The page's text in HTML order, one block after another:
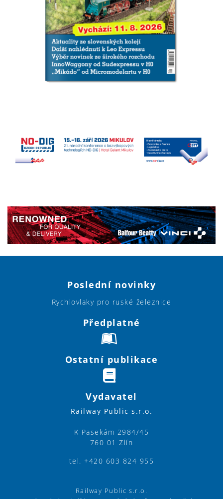
Poslední novinky
Rychlovlaky pro ruské železnice
Předplatné
Ostatní publikace
Vydavatel
Railway Public s.r.o.
K Pasekám 2984/45
760 01 Zlín
tel. +420 603 824 955
Railway Public s.r.o.